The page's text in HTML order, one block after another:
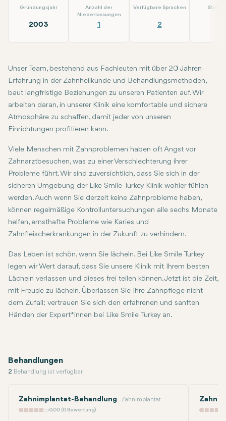
Gründungsjahr
2003
Anzahl der
Niederlassungen
1
Verfügbare Sprachen
2
Unser Team, bestehend aus Fachleuten mit über 20 Jahren
Erfahrung in der Zahnheilkunde und Behandlungsmethoden,
baut langfristige Beziehungen zu unseren Patienten auf. Wir
arbeiten daran, in unserer Klinik eine komfortable und sichere
Atmosphäre zu schaffen, damit jeder von unseren
Einrichtungen profitieren kann.
Viele Menschen mit Zahnproblemen haben oft Angst vor
Zahnarztbesuchen, was zu einer Verschlechterung ihrer
Probleme führt. Wir sind zuversichtlich, dass Sie sich in der
sicheren Umgebung der Like Smile Turkey Klinik wohler fühlen
werden. Auch wenn Sie derzeit keine Zahnprobleme haben,
können regelmäßige Kontrolluntersuchungen alle sechs Monate
helfen, ernsthafte Probleme wie Karies und
Zahnfleischerkrankungen in der Zukunft zu verhindern.
Das Leben ist schön, wenn Sie lächeln. Bei Like Smile Turkey
legen wir Wert darauf, dass Sie unsere Klinik mit Ihrem besten
Lächeln verlassen und dieses frei teilen können. Jetzt ist die Zeit,
mit Freude zu lächeln. Überlassen Sie Ihre Zahnpflege nicht
dem Zufall; vertrauen Sie sich den erfahrenen und sanften
Händen der Expert*innen bei Like Smile Turkey an.
Behandlungen
2 Behandlung ist verfügbar
Zahnimplantat-Behandlung Zahnimplantat
0.00 (0 Bewertung)